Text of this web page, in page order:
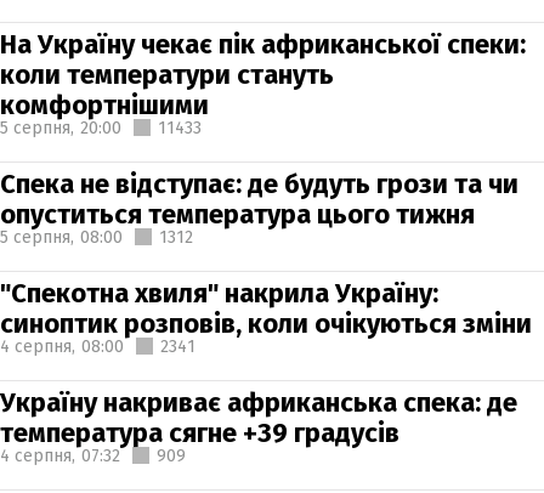
На Україну чекає пік африканської спеки:
коли температури стануть
комфортнішими
5 серпня, 20:00 11433
Спека не відступає: де будуть грози та чи
опуститься температура цього тижня
5 серпня, 08:00 1312
"Спекотна хвиля" накрила Україну:
синоптик розповів, коли очікуються зміни
4 серпня, 08:00 2341
Україну накриває африканська спека: де
температура сягне +39 градусів
4 серпня, 07:32 909